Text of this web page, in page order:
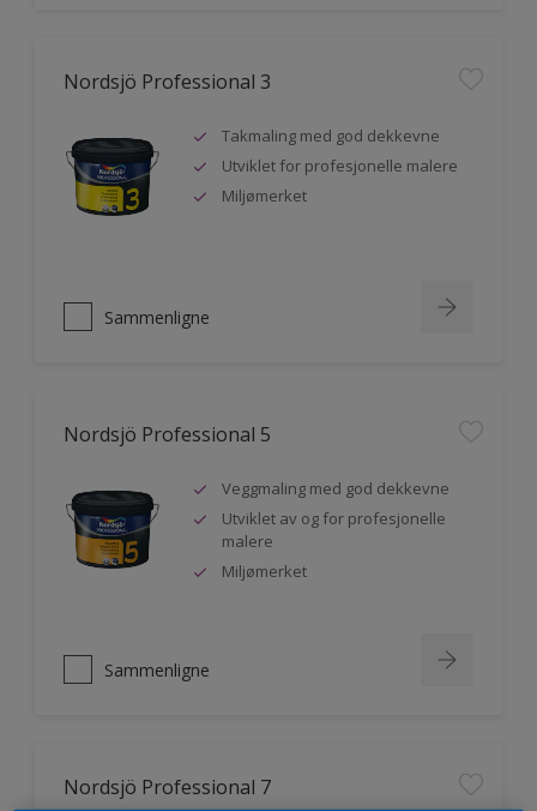
Nordsjö Professional 3
Takmaling med god dekkevne
Utviklet for profesjonelle malere
Miljømerket
Sammenligne
Nordsjö Professional 5
Veggmaling med god dekkevne
Utviklet av og for profesjonelle
malere
Miljømerket
Sammenligne
Nordsjö Professional 7